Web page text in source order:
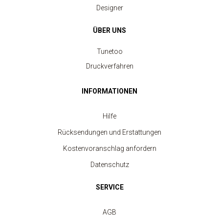
Designer
ÜBER UNS
Tunetoo
Druckverfahren
INFORMATIONEN
Hilfe
Rücksendungen und Erstattungen
Kostenvoranschlag anfordern
Datenschutz
SERVICE
AGB